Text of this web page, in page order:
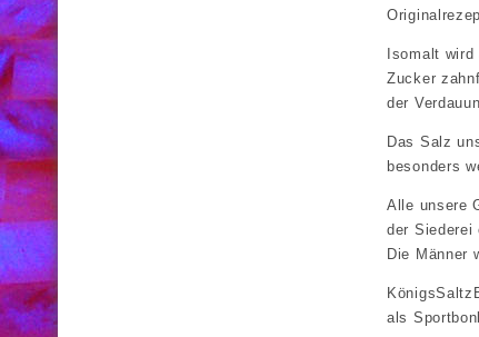
Isomalt
Zucker
der
Das Salz
besonders
Alle unsere
der Siederei
Die Männer
als